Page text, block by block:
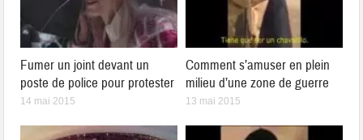
Fumer un joint devant un
poste de police pour protester
14 mai 2015
Comment s’amuser en plein
milieu d’une zone de guerre
13 mai 2015